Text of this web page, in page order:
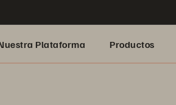
Plataforma Productos